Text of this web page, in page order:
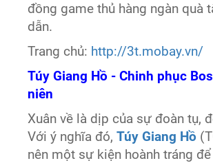
đồng game thủ hàng ngàn quà
dẫn.
Trang chủ: http://3t.mobay.vn/
Túy Giang Hồ - Chinh phục
niên
Xuân về là dịp của sự đoàn tụ,
Với ý nghĩa đó,Túy Giang Hồ
nên một sự kiện hoành tráng